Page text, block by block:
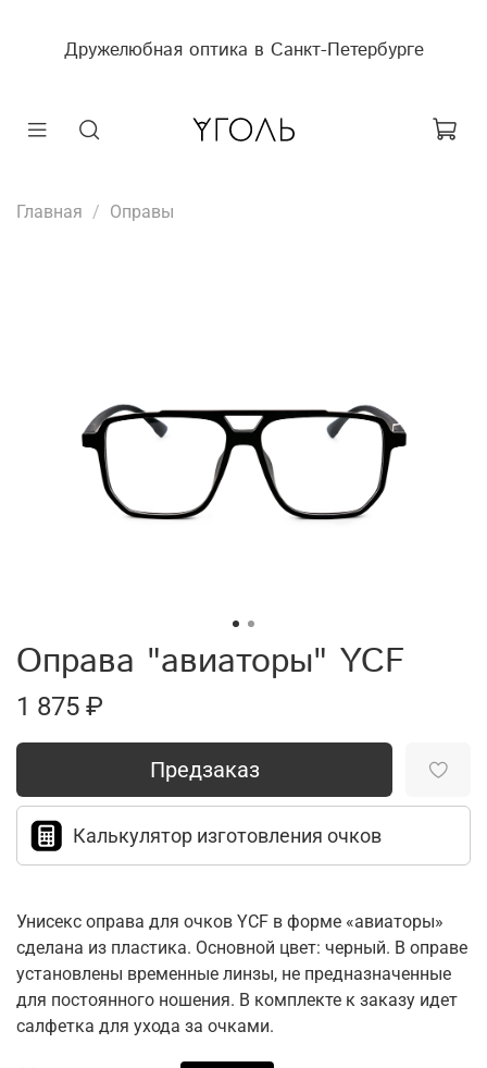
Дружелюбная оптика в Санкт-Петербурге
Главная Оправы
Оправа "авиаторы" YCF
1 875 ₽
Предзаказ
Калькулятор изготовления очков
Унисекс оправа для очков YCF в форме «авиаторы»
сделана из пластика. Основной цвет: черный. В оправе
установлены временные линзы, не предназначенные
для постоянного ношения. В комплекте к заказу идет
салфетка для ухода за очками.